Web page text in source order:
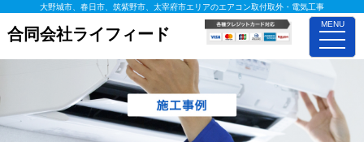
MENU
toggle
大野城市、春日市、筑紫野市、太宰府市エリアのエアコン取付取外・電気工事
合同会社ライフィード